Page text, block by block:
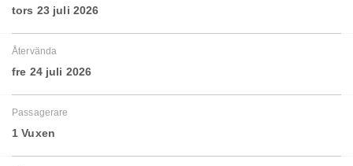
tors 23 juli 2026
Återvända
fre 24 juli 2026
Passagerare
1 Vuxen